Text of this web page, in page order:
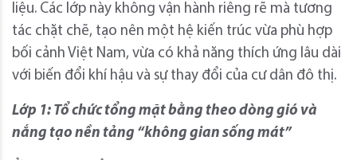
liệu. Các lớp này không vận hành riêng rẽ mà tương
tác chặt chẽ, tạo nên một hệ kiến trúc vừa phù hợp
bối cảnh Việt Nam, vừa có khả năng thích ứng lâu dài
với biến đổi khí hậu và sự thay đổi của cư dân đô thị.
Lớp 1: Tổ chức tổng mặt bằng theo dòng gió và
nắng tạo nền tảng “không gian sống mát”